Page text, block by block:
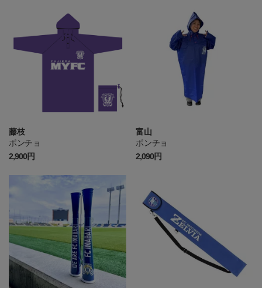
藤枝
ポンチョ
2,900円
富山
ポンチョ
2,090円